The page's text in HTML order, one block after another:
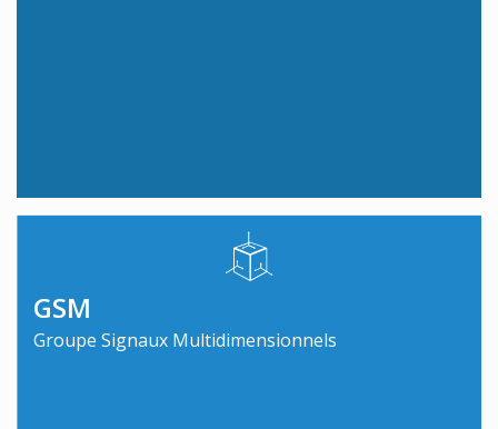
GSM
Groupe Signaux Multidimensionnels